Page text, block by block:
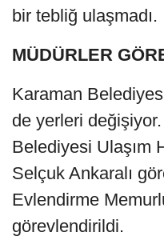
bir tebliğ ulaşmadı.
MÜDÜRLER
Karaman
de yerleri
Belediyesi Ulaşım
Selçuk Ankaralı
Evlendirme
görevlendirildi.